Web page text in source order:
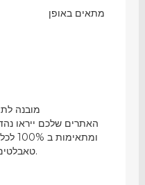
מתאים באופן
מובנה
האתרים שלכם ייראו
טאבלטים ומחשבי שולחן.